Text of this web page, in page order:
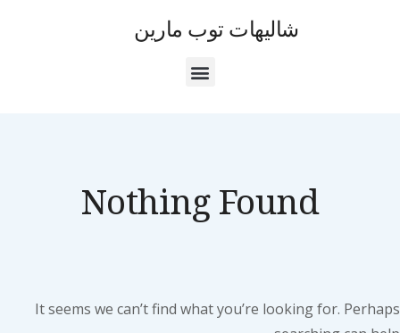
شاليهات توب مارين
Nothing Found
It seems we can’t find what you’re looking for. Perhaps